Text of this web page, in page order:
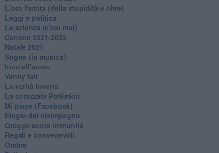
L'oca farcita (della stupidità e oltre)
Leggi e politica
La scienza (c'est moi)
Cenone 2021-2022
Natale 2021
Sogno (in musica)
Inno all'uomo
Vanity fair
La verità incerta
La corazzata Potëmkin
Mi piace (Facebook)
Elogio del disimpegno
Gregge senza immunità
Regali e convenevoli
Ombre